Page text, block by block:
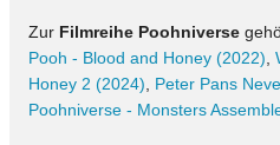
Zur Filmreihe Poohniverse
Pooh - Blood and Honey (2022)
Honey 2 (2024)
Peter Pans
Poohniverse - Monsters